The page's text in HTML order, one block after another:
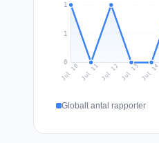
0
1
1
Jul 10 Jul 11Jul 12Jul 13 Jul 14
Globalt antal rapporter